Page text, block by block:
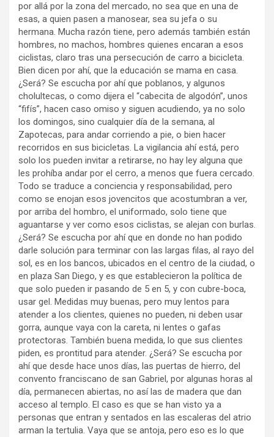
por allá por la zona del mercado, no sea que en una de
esas, a quien pasen a manosear, sea su jefa o su
hermana. Mucha razón tiene, pero además también están
hombres, no machos, hombres quienes encaran a esos
ciclistas, claro tras una persecución de carro a bicicleta.
Bien dicen por ahí, que la educación se mama en casa.
¿Será? Se escucha por ahí que poblanos, y algunos
cholultecas, o como dijera el “cabecita de algodón”, unos
“fifís”, hacen caso omiso y siguen acudiendo, ya no solo
los domingos, sino cualquier día de la semana, al
Zapotecas, para andar corriendo a pie, o bien hacer
recorridos en sus bicicletas. La vigilancia ahí está, pero
solo los pueden invitar a retirarse, no hay ley alguna que
les prohíba andar por el cerro, a menos que fuera cercado.
Todo se traduce a conciencia y responsabilidad, pero
como se enojan esos jovencitos que acostumbran a ver,
por arriba del hombro, el uniformado, solo tiene que
aguantarse y ver como esos ciclistas, se alejan con burlas.
¿Será? Se escucha por ahí que en donde no han podido
darle solución para terminar con las largas filas, al rayo del
sol, es en los bancos, ubicados en el centro de la ciudad, o
en plaza San Diego, y es que establecieron la política de
que solo pueden ir pasando de 5 en 5, y con cubre-boca,
usar gel. Medidas muy buenas, pero muy lentos para
atender a los clientes, quienes no pueden, ni deben usar
gorra, aunque vaya con la careta, ni lentes o gafas
protectoras. También buena medida, lo que sus clientes
piden, es prontitud para atender. ¿Será? Se escucha por
ahí que desde hace unos días, las puertas de hierro, del
convento franciscano de san Gabriel, por algunas horas al
día, permanecen abiertas, no así las de madera que dan
acceso al templo. El caso es que se han visto ya a
personas que entran y sentados en las escaleras del atrio
arman la tertulia. Vaya que se antoja, pero eso es lo que